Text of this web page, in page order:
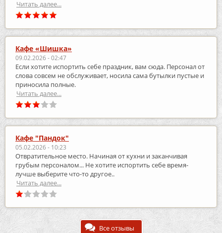
Читать далее...
Кафе «Шишка»
09.02.2026 - 02:47
Если хотите испортить себе праздник, вам сюда. Персонал от
слова совсем не обслуживает, носила сама бутылки пустые и
приносила полные.
Читать далее...
Кафе "Пандок"
05.02.2026 - 10:23
Отвратительное место. Начиная от кухни и заканчивая
грубым персоналом... Не хотите испортить себе время-
лучше выберите что-то другое..
Читать далее...
Все отзывы